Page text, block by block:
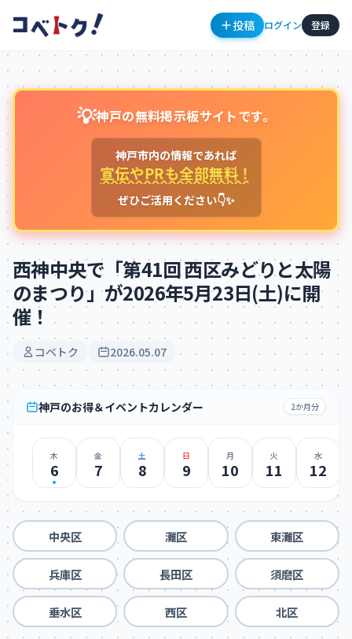
投稿 ログイン 登録
💡神戸の無料掲示板サイトです。
神戸市内の情報であれば
宣伝やPRも全部無料！
ぜひご活用ください👇✨
西神中央で「第41回 西区みどりと太陽
のまつり」が2026年5月23日(土)に開
催！
コベトク 2026.05.07
神戸のお得＆イベントカレンダー 2か月分
木
6
金
7
土
8
日
9
月
10
火
11
水
12
中央区 灘区 東灘区
兵庫区 長田区 須磨区
垂水区 西区 北区
コメントを投稿するにはログインが必要です
ログイン
新規登録